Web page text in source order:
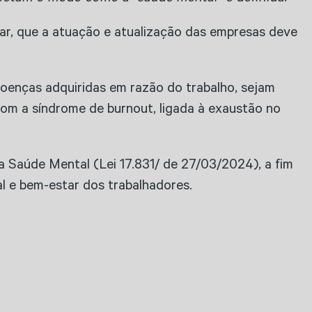
que a atuação e atualização das empresas deve
adquiridas em razão do trabalho, sejam
a síndrome de burnout, ligada à exaustão no
Mental (Lei 17.831/ de 27/03/2024), a fim
e bem-estar dos trabalhadores.